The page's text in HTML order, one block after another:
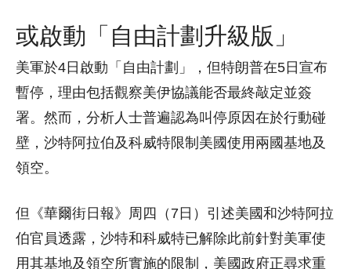
或啟動「自由計劃升級版」
美軍於4日啟動「自由計劃」，但特朗普在5日宣布
暫停，理由包括觀察美伊協議能否最終敲定並簽
署。然而，分析人士普遍認為叫停原因在於行動碰
壁，沙特阿拉伯及科威特限制美國使用兩國基地及
領空。
但《華爾街日報》周四（7日）引述美國和沙特阿拉
伯官員透露，沙特和科威特已解除此前針對美軍使
用其基地及領空所實施的限制，美國政府正尋求重